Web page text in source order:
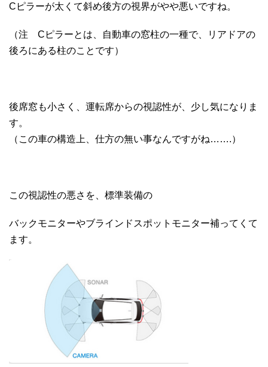
Cピラーが太くて斜め後方の視界がやや悪いですね。
（注 Cピラーとは、自動車の窓柱の一種で、リアドアの
後ろにある柱のことです）
後席窓も小さく、運転席からの視認性が、少し気になりま
す。
（この車の構造上、仕方の無い事なんですがね…….）
この視認性の悪さを、標準装備の
バックモニターやブラインドスポットモニター補ってくて
ます。